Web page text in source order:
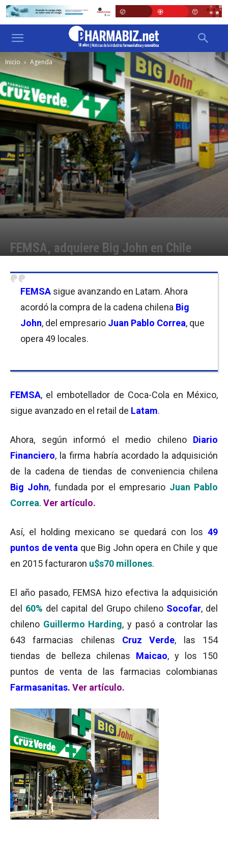
Inicio Agenda
FEMSA, adquiere Big John en Chile
FEMSA sigue avanzando en Latam. Ahora
acordó la compra de la cadena chilena Big
John, del empresario Juan Pablo Correa, que
opera 49 locales.
FEMSA, el embotellador de Coca-Cola en México,
sigue avanzado en el retail de Latam.
Ahora, según informó el medio chileno Diario
Financiero, la firma habría acordado la adquisición
de la cadena de tiendas de conveniencia chilena
Big John, fundada por el empresario Juan Pablo
Correa. Ver artículo.
Así, el holding mexicano se quedará con los 49
puntos de venta que Big John opera en Chile y que
en 2015 facturaron u$s70 millones.
El año pasado, FEMSA hizo efectiva la adquisición
del 60% del capital del Grupo chilenoSocofar, del
chileno Guillermo Harding, y pasó a controlar las
643 farmacias chilenas Cruz Verde, las 154
tiendas de belleza chilenas Maicao, y los 150
puntos de venta de las farmacias colombianas
Farmasanitas. Ver artículo.